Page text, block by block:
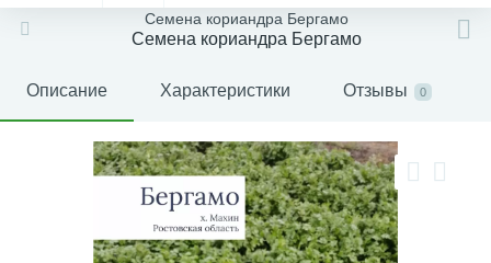
Семена кориандра Бергамо
Семена кориандра Бергамо
Описание Характеристики Отзывы 0